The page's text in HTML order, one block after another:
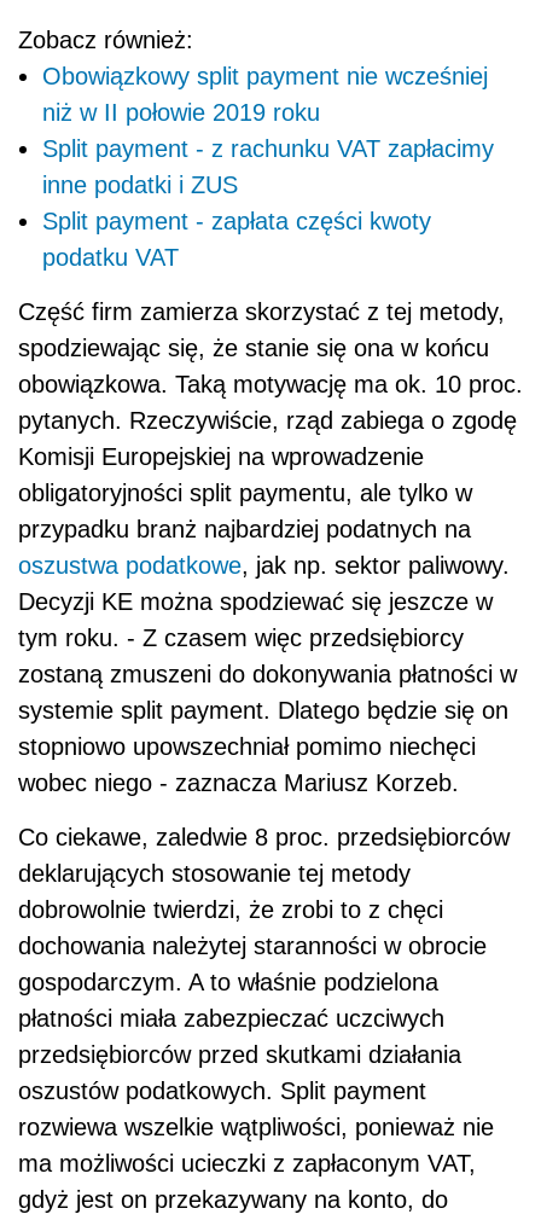
Zobacz również:
Obowiązkowy split payment nie wcześniej
niż w II połowie 2019 roku
Split payment - z rachunku VAT zapłacimy
inne podatki i ZUS
Split payment - zapłata części kwoty
podatku VAT
Część firm zamierza skorzystać z tej metody,
spodziewając się, że stanie się ona w końcu
obowiązkowa. Taką motywację ma ok. 10 proc.
pytanych. Rzeczywiście, rząd zabiega o zgodę
Komisji Europejskiej na wprowadzenie
obligatoryjności split paymentu, ale tylko w
przypadku branż najbardziej podatnych na
oszustwa podatkowe, jak np. sektor paliwowy.
Decyzji KE można spodziewać się jeszcze w
tym roku. - Z czasem więc przedsiębiorcy
zostaną zmuszeni do dokonywania płatności w
systemie split payment. Dlatego będzie się on
stopniowo upowszechniał pomimo niechęci
wobec niego - zaznacza Mariusz Korzeb.
Co ciekawe, zaledwie 8 proc. przedsiębiorców
deklarujących stosowanie tej metody
dobrowolnie twierdzi, że zrobi to z chęci
dochowania należytej staranności w obrocie
gospodarczym. A to właśnie podzielona
płatności miała zabezpieczać uczciwych
przedsiębiorców przed skutkami działania
oszustów podatkowych. Split payment
rozwiewa wszelkie wątpliwości, ponieważ nie
ma możliwości ucieczki z zapłaconym VAT,
gdyż jest on przekazywany na konto, do